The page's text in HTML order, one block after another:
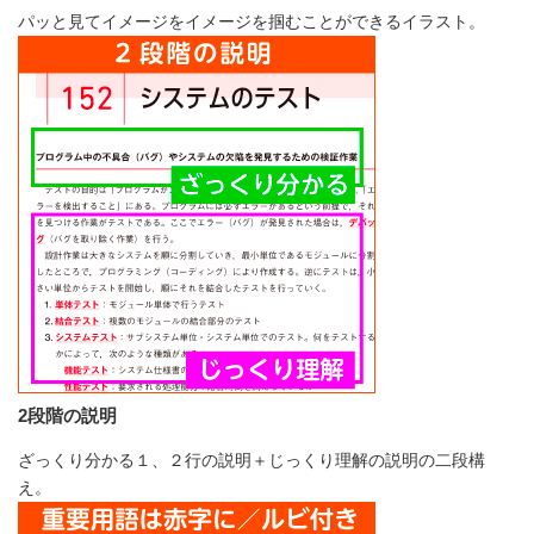
パッと見てイメージをイメージを掴むことができるイラスト。
2段階の説明
ざっくり分かる１、２行の説明＋じっくり理解の説明の二段構
え。